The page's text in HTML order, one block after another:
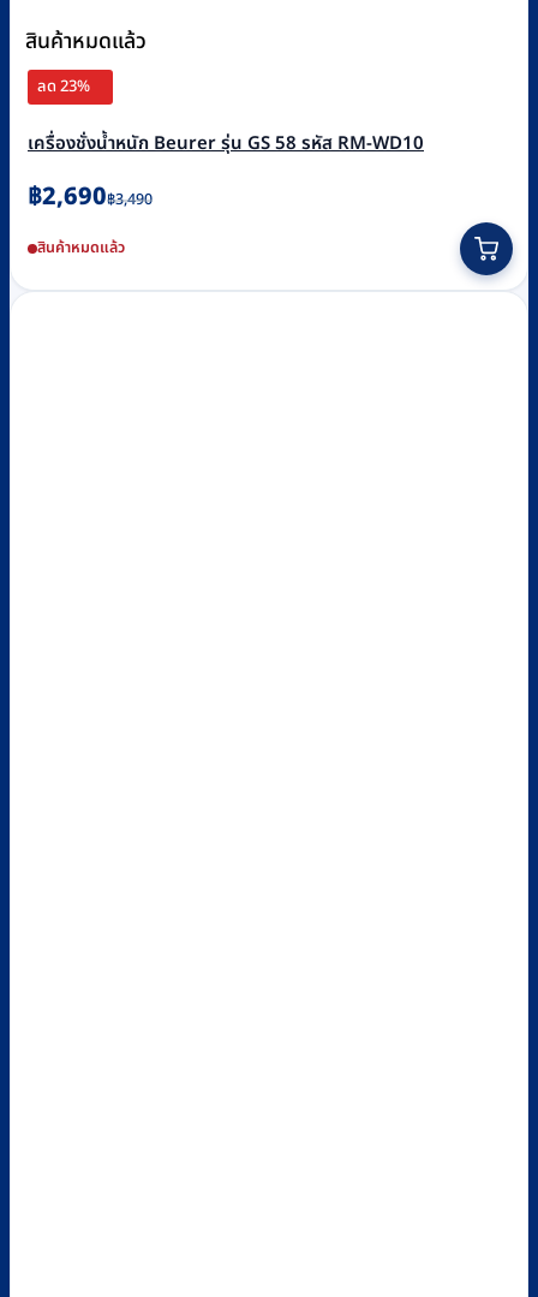
สินค้าหมดแล้ว
ลด 23%
เครื่องชั่งน้ำหนัก Beurer รุ่น GS 58 รหัส RM-WD10
฿3,490
Original
was:
฿3,490.
฿2,690
Current
is:
฿2,690.
สินค้าหมดแล้ว